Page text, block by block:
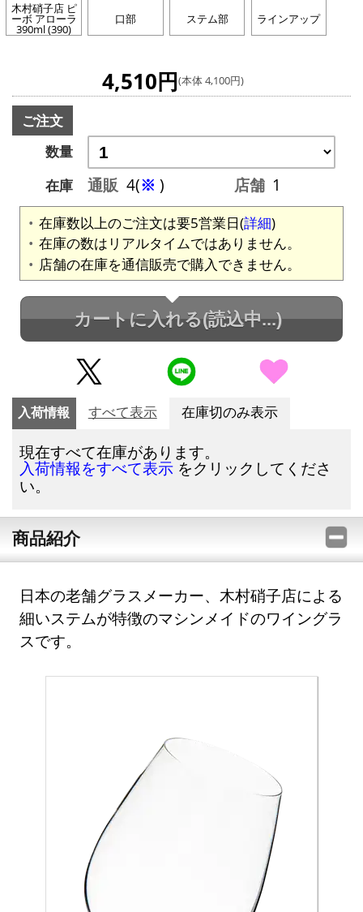
木村硝子店 ピ
ーボ アローラ
390ml (390)
口部 ステム部 ラインアップ
4,510円(本体 4,100円)
ご注文
数量
在庫
通販 4(※ ) 店舗 1
在庫数以上のご注文は要5営業日(詳細)
在庫の数はリアルタイムではありません。
店舗の在庫を通信販売で購入できません。
カートに入れる(読込中...)
入荷情報 すべて表示 在庫切のみ表示
現在すべて在庫があります。
入荷情報をすべて表示 をクリックしてくださ
い。
商品紹介
日本の老舗グラスメーカー、木村硝子店による
細いステムが特徴のマシンメイドのワイングラ
スです。